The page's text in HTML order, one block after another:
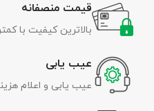
قیمت منصفانه
بالاترین کیفیت با
عیب یابی
عیب یابی و اعلام